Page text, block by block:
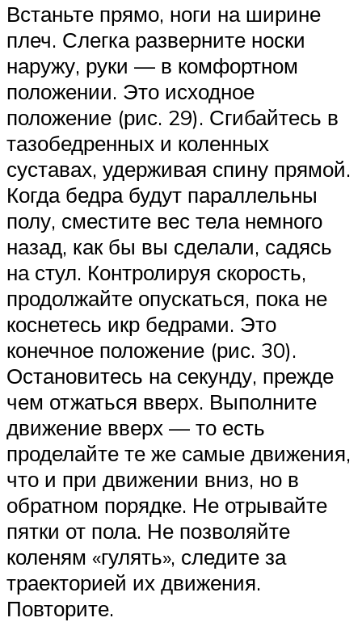
Встаньте прямо, ноги на ширине
плеч. Слегка разверните носки
наружу, руки — в комфортном
положении. Это исходное
положение (рис. 29). Сгибайтесь в
тазобедренных и коленных
суставах, удерживая спину прямой.
Когда бедра будут параллельны
полу, сместите вес тела немного
назад, как бы вы сделали, садясь
на стул. Контролируя скорость,
продолжайте опускаться, пока не
коснетесь икр бедрами. Это
конечное положение (рис. 30).
Остановитесь на секунду, прежде
чем отжаться вверх. Выполните
движение вверх — то есть
проделайте те же самые движения,
что и при движении вниз, но в
обратном порядке. Не отрывайте
пятки от пола. Не позволяйте
коленям «гулять», следите за
траекторией их движения.
Повторите.